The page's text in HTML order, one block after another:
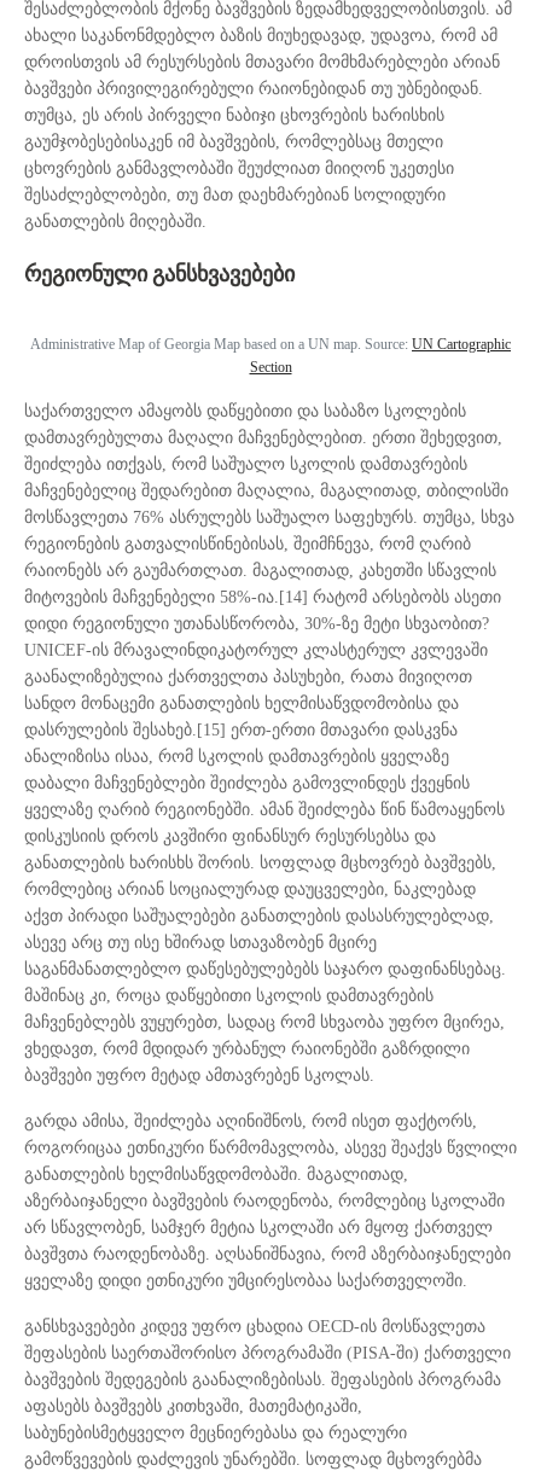
შესაძლებლობის მქონე ბავშვების ზედამხედველობისთვის. ამ
ახალი საკანონმდებლო ბაზის მიუხედავად, უდავოა, რომ ამ
დროისთვის ამ რესურსების მთავარი მომხმარებლები არიან
ბავშვები პრივილეგირებული რაიონებიდან თუ უბნებიდან.
თუმცა, ეს არის პირველი ნაბიჯი ცხოვრების ხარისხის
გაუმჯობესებისაკენ იმ ბავშვების, რომლებსაც მთელი
ცხოვრების განმავლობაში შეუძლიათ მიიღონ უკეთესი
შესაძლებლობები, თუ მათ დაეხმარებიან სოლიდური
განათლების მიღებაში.
რეგიონული განსხვავებები
Administrative Map of Georgia Map based on a UN map. Source: UN Cartographic
Section
საქართველო ამაყობს დაწყებითი და საბაზო სკოლების
დამთავრებულთა მაღალი მაჩვენებლებით. ერთი შეხედვით,
შეიძლება ითქვას, რომ საშუალო სკოლის დამთავრების
მაჩვენებელიც შედარებით მაღალია, მაგალითად, თბილისში
მოსწავლეთა 76% ასრულებს საშუალო საფეხურს. თუმცა, სხვა
რეგიონების გათვალისწინებისას, შეიმჩნევა, რომ ღარიბ
რაიონებს არ გაუმართლათ. მაგალითად, კახეთში სწავლის
მიტოვების მაჩვენებელი 58%-ია.[14] რატომ არსებობს ასეთი
დიდი რეგიონული უთანასწორობა, 30%-ზე მეტი სხვაობით?
UNICEF-ის მრავალინდიკატორულ კლასტერულ კვლევაში
გაანალიზებულია ქართველთა პასუხები, რათა მივიღოთ
სანდო მონაცემი განათლების ხელმისაწვდომობისა და
დასრულების შესახებ.[15] ერთ-ერთი მთავარი დასკვნა
ანალიზისა ისაა, რომ სკოლის დამთავრების ყველაზე
დაბალი მაჩვენებლები შეიძლება გამოვლინდეს ქვეყნის
ყველაზე ღარიბ რეგიონებში. ამან შეიძლება წინ წამოაყენოს
დისკუსიის დროს კავშირი ფინანსურ რესურსებსა და
განათლების ხარისხს შორის. სოფლად მცხოვრებ ბავშვებს,
რომლებიც არიან სოციალურად დაუცველები, ნაკლებად
აქვთ პირადი საშუალებები განათლების დასასრულებლად,
ასევე არც თუ ისე ხშირად სთავაზობენ მცირე
საგანმანათლებლო დაწესებულებებს საჯარო დაფინანსებაც.
მაშინაც კი, როცა დაწყებითი სკოლის დამთავრების
მაჩვენებლებს ვუყურებთ, სადაც რომ სხვაობა უფრო მცირეა,
ვხედავთ, რომ მდიდარ ურბანულ რაიონებში გაზრდილი
ბავშვები უფრო მეტად ამთავრებენ სკოლას.
გარდა ამისა, შეიძლება აღინიშნოს, რომ ისეთ ფაქტორს,
როგორიცაა ეთნიკური წარმომავლობა, ასევე შეაქვს წვლილი
განათლების ხელმისაწვდომობაში. მაგალითად,
აზერბაიჯანელი ბავშვების რაოდენობა, რომლებიც სკოლაში
არ სწავლობენ, სამჯერ მეტია სკოლაში არ მყოფ ქართველ
ბავშვთა რაოდენობაზე. აღსანიშნავია, რომ აზერბაიჯანელები
ყველაზე დიდი ეთნიკური უმცირესობაა საქართველოში.
განსხვავებები კიდევ უფრო ცხადია OECD-ის მოსწავლეთა
შეფასების საერთაშორისო პროგრამაში (PISA-ში) ქართველი
ბავშვების შედეგების გაანალიზებისას. შეფასების პროგრამა
აფასებს ბავშვებს კითხვაში, მათემატიკაში,
საბუნებისმეტყველო მეცნიერებასა და რეალური
გამოწვევების დაძლევის უნარებში. სოფლად მცხოვრებმა